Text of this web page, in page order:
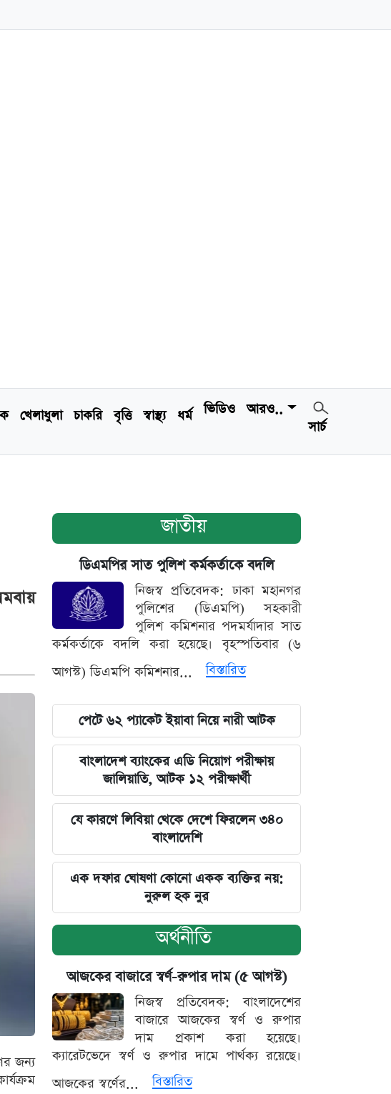
খেলাধুলা চাকরি বৃত্তি স্বাস্থ্য ধর্ম ভিডিও
আরও..
সার্চ
জন্য
জাতীয়
ডিএমপির সাত পুলিশ কর্মকর্তাকে বদলি
নিজস্ব প্রতিবেদক: ঢাকা মহানগর
পুলিশের (ডিএমপি) সহকারী
পুলিশ কমিশনার পদমর্যাদার সাত
কর্মকর্তাকে বদলি করা হয়েছে। বৃহস্পতিবার (৬
আগস্ট) ডিএমপি কমিশনার...
বিস্তারিত
পেটে ৬২ প্যাকেট ইয়াবা নিয়ে নারী আটক
বাংলাদেশ ব্যাংকের এডি নিয়োগ পরীক্ষায়
জালিয়াতি, আটক ১২ পরীক্ষার্থী
যে কারণে লিবিয়া থেকে দেশে ফিরলেন ৩৪০
বাংলাদেশি
এক দফার ঘোষণা কোনো একক ব্যক্তির নয়:
নুরুল হক নুর
অর্থনীতি
আজকের বাজারে স্বর্ণ-রুপার দাম (৫ আগস্ট)
নিজস্ব প্রতিবেদক: বাংলাদেশের
বাজারে আজকের স্বর্ণ ও রুপার
দাম প্রকাশ করা হয়েছে।
ক্যারেটভেদে স্বর্ণ ও রুপার দামে পার্থক্য রয়েছে।
আজকের স্বর্ণের...
বিস্তারিত